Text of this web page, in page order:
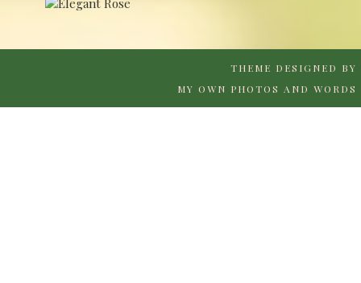
THEME DESIGNED BY
MY OWN PHOTOS AND